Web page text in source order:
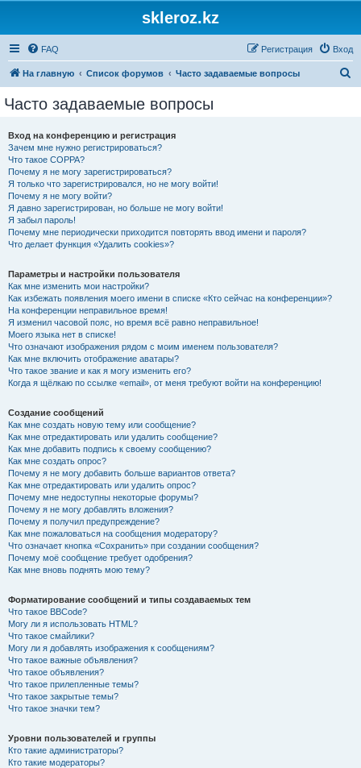
skleroz.kz
FAQ Вход
Регистрация
На главную Список форумов Часто задаваемые вопросы
Часто задаваемые вопросы
Вход на конференцию и регистрация
Зачем мне нужно регистрироваться?
Что такое COPPA?
Почему я не могу зарегистрироваться?
Я только что зарегистрировался, но не могу войти!
Почему я не могу войти?
Я давно зарегистрирован, но больше не могу войти!
Я забыл пароль!
Почему мне периодически приходится повторять ввод имени и пароля?
Что делает функция «Удалить cookies»?
Параметры и настройки пользователя
Как мне изменить мои настройки?
Как избежать появления моего имени в списке «Кто сейчас на конференции»?
На конференции неправильное время!
Я изменил часовой пояс, но время всё равно неправильное!
Моего языка нет в списке!
Что означают изображения рядом с моим именем пользователя?
Как мне включить отображение аватары?
Что такое звание и как я могу изменить его?
Когда я щёлкаю по ссылке «email», от меня требуют войти на конференцию!
Создание сообщений
Как мне создать новую тему или сообщение?
Как мне отредактировать или удалить сообщение?
Как мне добавить подпись к своему сообщению?
Как мне создать опрос?
Почему я не могу добавить больше вариантов ответа?
Как мне отредактировать или удалить опрос?
Почему мне недоступны некоторые форумы?
Почему я не могу добавлять вложения?
Почему я получил предупреждение?
Как мне пожаловаться на сообщения модератору?
Что означает кнопка «Сохранить» при создании сообщения?
Почему моё сообщение требует одобрения?
Как мне вновь поднять мою тему?
Форматирование сообщений и типы создаваемых тем
Что такое BBCode?
Могу ли я использовать HTML?
Что такое смайлики?
Могу ли я добавлять изображения к сообщениям?
Что такое важные объявления?
Что такое объявления?
Что такое прилепленные темы?
Что такое закрытые темы?
Что такое значки тем?
Уровни пользователей и группы
Кто такие администраторы?
Кто такие модераторы?